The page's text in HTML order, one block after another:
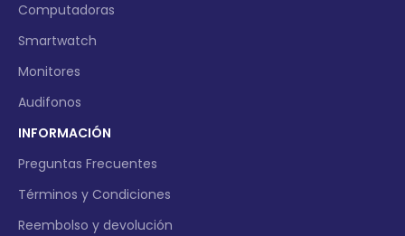
Computadoras
Smartwatch
Monitores
Audifonos
INFORMACIÓN
Preguntas Frecuentes
Términos y Condiciones
Reembolso y devolución